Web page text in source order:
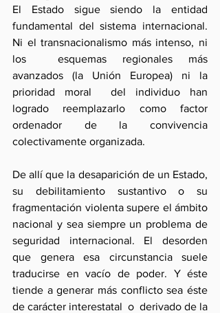
El Estado sigue siendo la entidad
fundamental del sistema internacional.
Ni el transnacionalismo más intenso, ni
los  esquemas regionales más
avanzados (la Unión Europea) ni la
prioridad moral  del individuo han
logrado reemplazarlo como factor
ordenador de la convivencia
colectivamente organizada.
De allí que la desaparición de un Estado,
su debilitamiento sustantivo o su
fragmentación violenta supere el ámbito
nacional y sea siempre un problema de
seguridad internacional. El desorden
que genera esa circunstancia suele
traducirse en vacío de poder. Y éste
tiende a generar más conflicto sea éste
de carácter interestatal  o  derivado de la